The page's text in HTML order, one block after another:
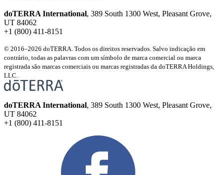
doTERRA International, 389 South 1300 West, Pleasant Grove,
UT 84062
+1 (800) 411-8151
© 2016–2026 doTERRA. Todos os direitos reservados. Salvo indicação em
contrário, todas as palavras com um símbolo de marca comercial ou marca
registrada são marcas comerciais ou marcas registradas da doTERRA Holdings,
LLC.
doTERRA International, 389 South 1300 West, Pleasant Grove,
UT 84062
+1 (800) 411-8151